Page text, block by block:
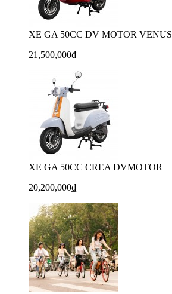
XE GA 50CC DV MOTOR VENUS
21,500,000₫
XE GA 50CC CREA DVMOTOR
20,200,000₫